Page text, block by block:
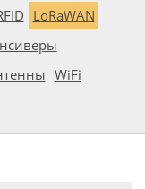
LoRaWAN
WiFi